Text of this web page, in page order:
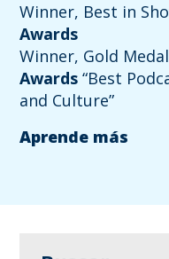
Winner, Best in
Awards
Winner, Gold
Awards “Best
and Culture”
Aprende más